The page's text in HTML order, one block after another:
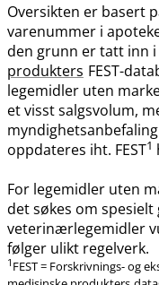
Oversikten er basert
varenummer i
den grunn er tatt inn i
produkters FEST-
legemidler uten
et visst salgsvolum,
oppdateres iht. FEST1
For legemidler uten
det søkes om
veterinærlegemidler
følger ulikt regelverk.
1 FEST = Forskrivnings- og